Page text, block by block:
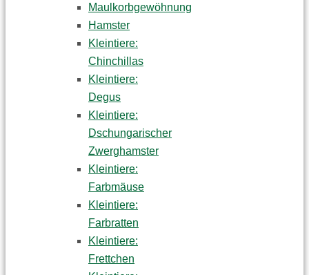
Maulkorbgewöhnung
Hamster
Kleintiere:
Chinchillas
Kleintiere:
Degus
Kleintiere:
Dschungarischer
Zwerghamster
Kleintiere:
Farbmäuse
Kleintiere:
Farbratten
Kleintiere:
Frettchen